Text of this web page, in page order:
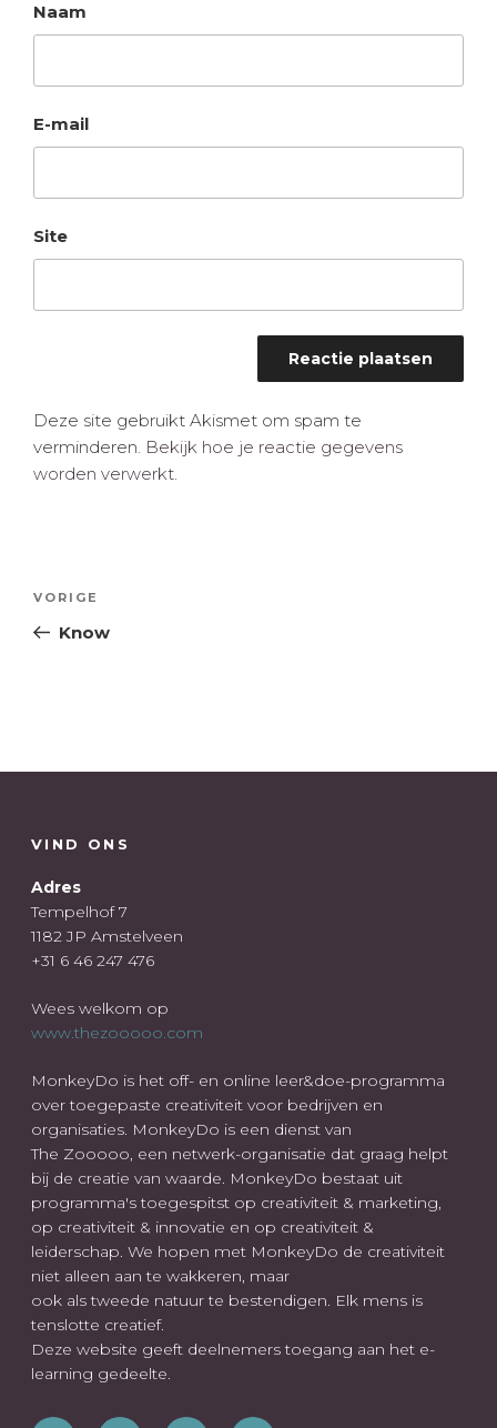
Naam
E-mail
Site
Deze site gebruikt Akismet om spam te
verminderen. Bekijk hoe je reactie gegevens
worden verwerkt.
Vorig
bericht
VORIGE
Know
VIND ONS
Adres
Tempelhof 7
1182 JP Amstelveen
+31 6 46 247 476
Wees welkom op
www.thezooooo.com
MonkeyDo is het off- en online leer&doe-programma
over toegepaste creativiteit voor bedrijven en
organisaties. MonkeyDo is een dienst van
The Zooooo, een netwerk-organisatie dat graag helpt
bij de creatie van waarde. MonkeyDo bestaat uit
programma's toegespitst op creativiteit & marketing,
op creativiteit & innovatie en op creativiteit &
leiderschap. We hopen met MonkeyDo de creativiteit
niet alleen aan te wakkeren, maar
ook als tweede natuur te bestendigen. Elk mens is
tenslotte creatief.
Deze website geeft deelnemers toegang aan het e-
learning gedeelte.